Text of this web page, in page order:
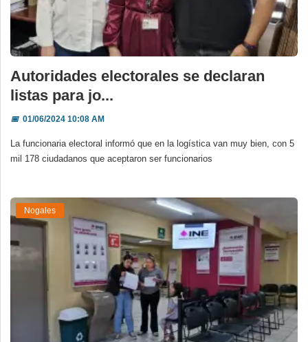
Autoridades electorales se declaran
listas para jo...
📅01/06/2024 10:08 AM
La funcionaria electoral informó que en la logística van muy bien, con 5
mil 178 ciudadanos que aceptaron ser funcionarios
Nogales